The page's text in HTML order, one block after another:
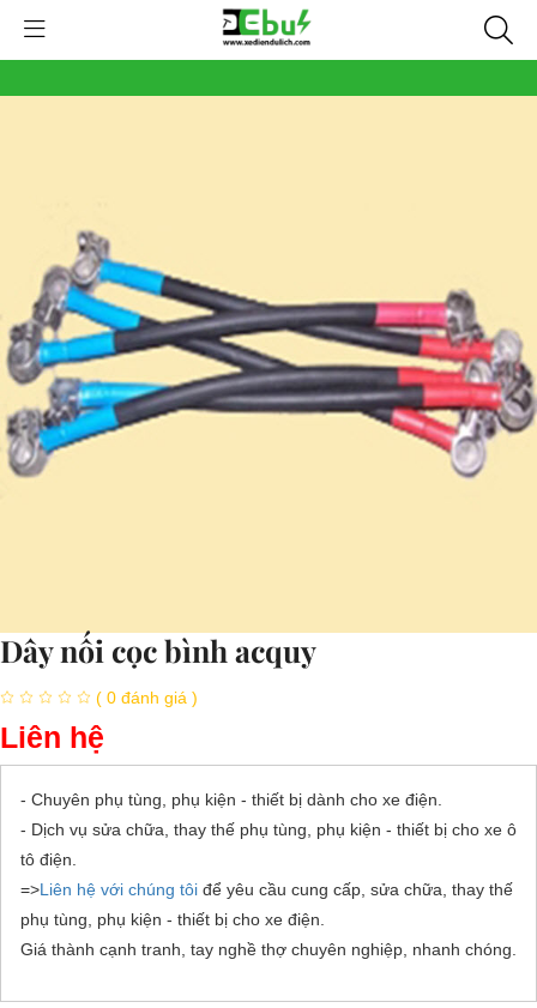
Dây nối cọc bình acquy
( 0 đánh giá )
Liên hệ
- Chuyên phụ tùng, phụ kiện - thiết bị dành cho xe điện.
- Dịch vụ sửa chữa, thay thế phụ tùng, phụ kiện - thiết bị cho xe ô
tô điện.
=>Liên hệ với chúng tôi để yêu cầu cung cấp, sửa chữa, thay thế
phụ tùng, phụ kiện - thiết bị cho xe điện.
Giá thành cạnh tranh, tay nghề thợ chuyên nghiệp, nhanh chóng.